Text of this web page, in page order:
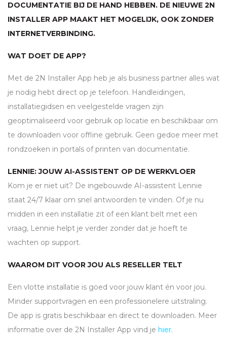
DOCUMENTATIE BIJ DE HAND HEBBEN. DE NIEUWE 2N
INSTALLER APP MAAKT HET MOGELIJK, OOK ZONDER
INTERNETVERBINDING.
WAT DOET DE APP?
Met de 2N Installer App heb je als business partner alles wat
je nodig hebt direct op je telefoon. Handleidingen,
installatiegidsen en veelgestelde vragen zijn
geoptimaliseerd voor gebruik op locatie en beschikbaar om
te downloaden voor offline gebruik. Geen gedoe meer met
rondzoeken in portals of printen van documentatie.
LENNIE: JOUW AI-ASSISTENT OP DE WERKVLOER
Kom je er niet uit? De ingebouwde AI-assistent Lennie
staat 24/7 klaar om snel antwoorden te vinden. Of je nu
midden in een installatie zit of een klant belt met een
vraag, Lennie helpt je verder zonder dat je hoeft te
wachten op support.
WAAROM DIT VOOR JOU ALS RESELLER TELT
Een vlotte installatie is goed voor jouw klant én voor jou.
Minder supportvragen en een professionelere uitstraling.
De app is gratis beschikbaar en direct te downloaden. Meer
informatie over de 2N Installer App vind je hier.